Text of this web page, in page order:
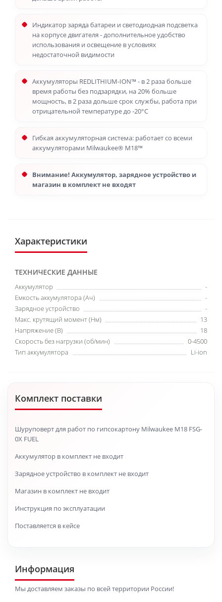
Индикатор заряда батареи и светодиодная подсветка
на корпусе двигателя - дополнительное удобство
использования и освещение в условиях
недостаточной видимости
Аккумуляторы REDLITHIUM-ION™ - в 2 раза больше
время работы без подзарядки, на 20% больше
мощность, в 2 раза дольше срок службы, работа при
отрицательной температуре до -20°С
Гибкая аккумуляторная система: работает со всеми
аккумуляторами Milwaukee® M18™
Внимание! Аккумулятор, зарядное устройство и
магазин в комплект не входят
Характеристики
ТЕХНИЧЕСКИЕ ДАННЫЕ
Аккумулятор
-
Емкость аккумулятора (Ач)
-
Зарядное устройство
-
Макс. крутящий момент (Нм)
13
Напряжение (В)
18
Скорость без нагрузки (об/мин)
0-4500
Тип аккумулятора
Li-ion
Комплект поставки
Шуруповерт для работ по гипсокартону Milwaukee M18 FSG-
0X FUEL
Аккумулятор в комплект не входит
Зарядное устройство в комплект не входит
Магазин в комплект не входит
Инструкция по эксплуатации
Поставляется в кейсе
Информация
Мы доставляем заказы по всей территории России!